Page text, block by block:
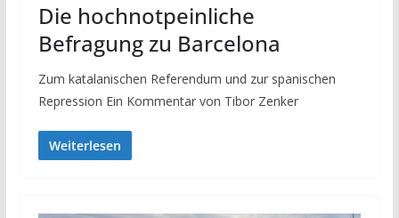
Die hochnotpeinliche
Befragung zu Barcelona
Zum katalanischen Referendum und zur spanischen
Repression Ein Kommentar von Tibor Zenker
Weiterlesen